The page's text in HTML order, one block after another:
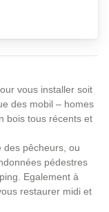
vous installer soit
des mobil – homes
bois tous récents et
des pêcheurs, ou
pédestres
Egalement à
restaurer midi et